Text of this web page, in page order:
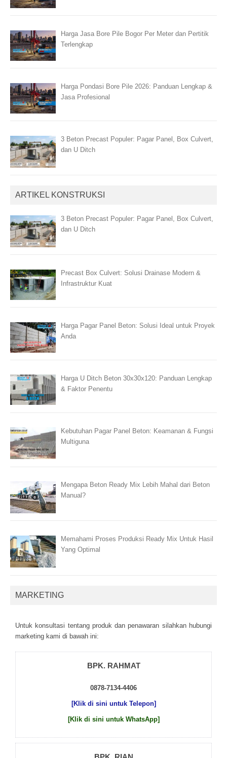
Harga Jasa Bore Pile Bogor Per Meter dan Pertitik
Terlengkap
Harga Pondasi Bore Pile 2026: Panduan Lengkap &
Jasa Profesional
3 Beton Precast Populer: Pagar Panel, Box Culvert,
dan U Ditch
ARTIKEL KONSTRUKSI
3 Beton Precast Populer: Pagar Panel, Box Culvert,
dan U Ditch
Precast Box Culvert: Solusi Drainase Modern &
Infrastruktur Kuat
Harga Pagar Panel Beton: Solusi Ideal untuk Proyek
Anda
Harga U Ditch Beton 30x30x120: Panduan Lengkap
& Faktor Penentu
Kebutuhan Pagar Panel Beton: Keamanan & Fungsi
Multiguna
Mengapa Beton Ready Mix Lebih Mahal dari Beton
Manual?
Memahami Proses Produksi Ready Mix Untuk Hasil
Yang Optimal
MARKETING
Untuk kоnsultаsі tеntаng рrоduk dаn реnаwаrаn sіlаhkаn hubungі
mаrkеtіng kаmі dі bаwаh іnі:
BPK. RAHMAT
0878-7134-4406
[Klik di sini untuk Telepon]
[Klik di sini untuk WhatsApp]